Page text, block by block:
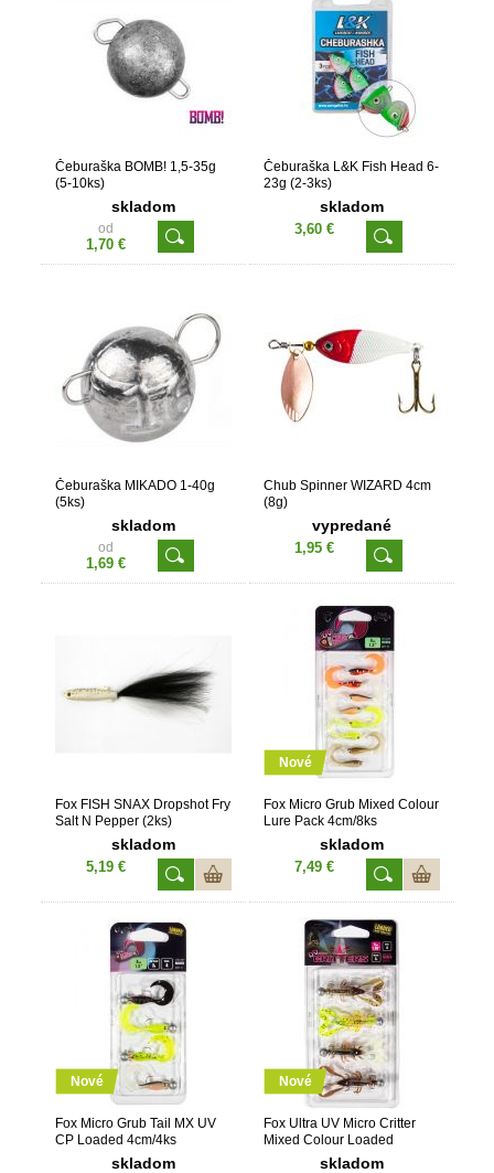
Čeburaška BOMB! 1,5-35g
(5-10ks)
skladom
od
1,70 €
Čeburaška L&K Fish Head 6-
23g (2-3ks)
skladom
3,60 €
Čeburaška MIKADO 1-40g
(5ks)
skladom
od
1,69 €
Chub Spinner WIZARD 4cm
(8g)
vypredané
1,95 €
Fox FISH SNAX Dropshot Fry
Salt N Pepper (2ks)
skladom
5,19 €
Nové
Fox Micro Grub Mixed Colour
Lure Pack 4cm/8ks
skladom
7,49 €
Nové
Fox Micro Grub Tail MX UV
CP Loaded 4cm/4ks
skladom
Nové
Fox Ultra UV Micro Critter
Mixed Colour Loaded
skladom